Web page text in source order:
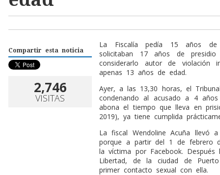
Compartir esta noticia
2,746
VISITAS
La Fiscalía pedía 15 años de
solicitaban 17 años de
considerarlo autor de violación
apenas 13 años de edad.
Ayer, a las 13,30 horas, el
condenando al acusado a 4
abona el tiempo que lleva en
2019), ya tiene cumplida
La fiscal Wendoline Acuña llevó
porque a partir del 1 de febrero
la víctima por Facebook.
Libertad, de la ciudad de
primer contacto sexual con ella.